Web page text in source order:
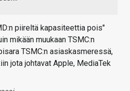
piireltä kapasiteettia pois"
mikään muukaan TSMC:n
TSMC:n asiaskasmeressä,
jota johtavat Apple, MediaTek